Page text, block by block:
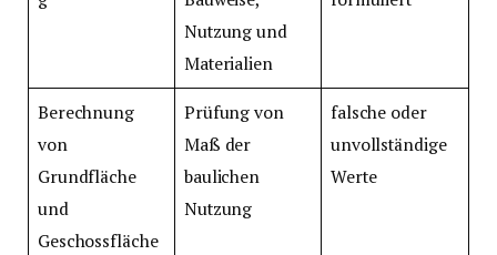
Nutzung und
Materialien
Berechnung
von
Grundfläche
und
Geschossfläche
Prüfung von
Maß der
baulichen
Nutzung
falsche oder
unvollständige
Werte